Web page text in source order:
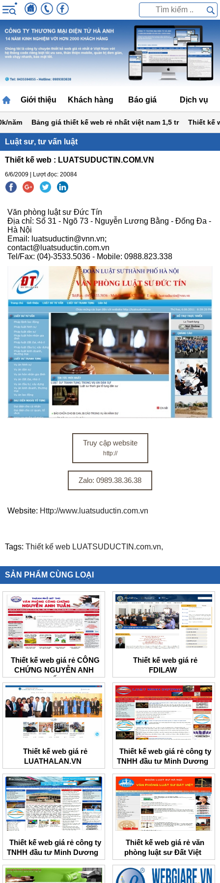
Giới thiệu Khách hàng Báo giá Dịch vụ
Bảng giá thiết kế web rẻ nhất việt nam 1,5 tr Thiết kế
Luật sư, tư vấn luật
Thiết kế web : LUATSUDUCTIN.COM.VN
6/6/2009 | Lượt đọc: 20084
Văn phòng luật sư Đức Tín
Địa chỉ: Số 31 - Ngõ 73 - Nguyễn Lương Bằng - Đống Đa -
Hà Nội
Email: luatsuductin@vnn.vn;
contact@luatsuductin.com.vn
Tel/Fax: (04)-3533.5036 - Mobile: 0988.823.338
Truy cập website
http://
Zalo: 0989.38.36.38
Website: Http://www.luatsuductin.com.vn
Tags: Thiết kế web LUATSUDUCTIN.com.vn,
SẢN PHẨM CÙNG LOẠI
Thiết kế web giá rẻ CÔNG
CHỨNG NGUYỄN ANH
TUẤN
Thiết kế web giá rẻ
FDILAW
Thiết kế web giá rẻ
LUATHALAN.VN
Thiết kế web giá rẻ công ty
TNHH đầu tư Minh Dương
Thiết kế web giá rẻ công ty
TNHH đầu tư Minh Dương
Thiết kế web giá rẻ văn
phòng luật sư Đất Việt